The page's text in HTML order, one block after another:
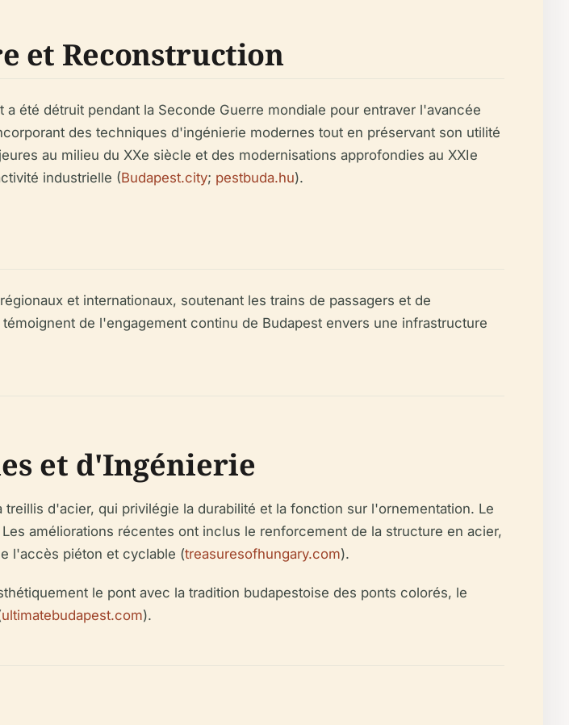
et Reconstruction
été détruit pendant la Seconde Guerre mondiale pour entraver l'avancée
des techniques d'ingénierie modernes tout en préservant son utilité
au milieu du XXe siècle et des modernisations approfondies au XXIe
industrielle (Budapest.city; pestbuda.hu).
et internationaux, soutenant les trains de passagers et de
de l'engagement continu de Budapest envers une infrastructure
et d'Ingénierie
d'acier, qui privilégie la durabilité et la fonction sur l'ornementation. Le
améliorations récentes ont inclus le renforcement de la structure en acier,
l'accès piéton et cyclable (treasuresofhungary.com).
le pont avec la tradition budapestoise des ponts colorés, le
ultimatebudapest.com).